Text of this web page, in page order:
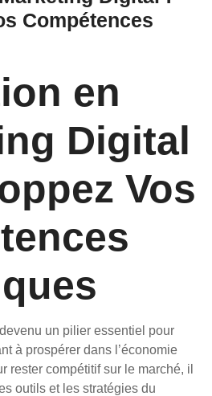
Compétences
en
Digital
Vos
un pilier essentiel pour
à prospérer dans l’économie
rester compétitif sur le marché, il
outils et les stratégies du